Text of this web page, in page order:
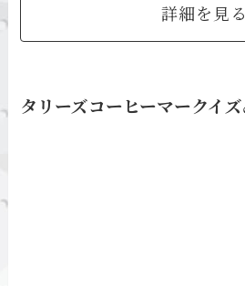
詳細を見る
タリーズコーヒーマークイ